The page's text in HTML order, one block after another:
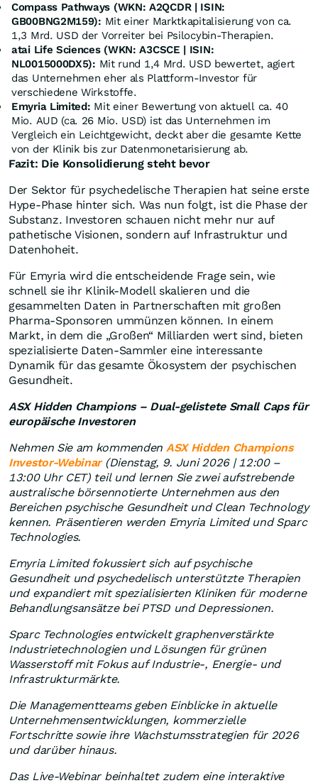
Compass Pathways (WKN: A2QCDR | ISIN:
GB00BNG2M159): Mit einer Marktkapitalisierung von ca.
1,3 Mrd. USD der Vorreiter bei Psilocybin-Therapien.
atai Life Sciences (WKN: A3CSCE | ISIN:
NL0015000DX5): Mit rund 1,4 Mrd. USD bewertet, agiert
das Unternehmen eher als Plattform-Investor für
verschiedene Wirkstoffe.
Emyria Limited: Mit einer Bewertung von aktuell ca. 40
Mio. AUD (ca. 26 Mio. USD) ist das Unternehmen im
Vergleich ein Leichtgewicht, deckt aber die gesamte Kette
von der Klinik bis zur Datenmonetarisierung ab.
Fazit: Die Konsolidierung steht bevor
Der Sektor für psychedelische Therapien hat seine erste
Hype-Phase hinter sich. Was nun folgt, ist die Phase der
Substanz. Investoren schauen nicht mehr nur auf
pathetische Visionen, sondern auf Infrastruktur und
Datenhoheit.
Für Emyria wird die entscheidende Frage sein, wie
schnell sie ihr Klinik-Modell skalieren und die
gesammelten Daten in Partnerschaften mit großen
Pharma-Sponsoren ummünzen können. In einem
Markt, in dem die „Großen“ Milliarden wert sind, bieten
spezialisierte Daten-Sammler eine interessante
Dynamik für das gesamte Ökosystem der psychischen
Gesundheit.
ASX Hidden Champions – Dual-gelistete Small Caps für
europäische Investoren
Nehmen Sie am kommenden ASX Hidden Champions
Investor-Webinar(Dienstag, 9. Juni 2026 | 12:00 –
13:00 Uhr CET) teil und lernen Sie zwei aufstrebende
australische börsennotierte Unternehmen aus den
Bereichen psychische Gesundheit und Clean Technology
kennen. Präsentieren werden Emyria Limited und Sparc
Technologies.
Emyria Limited fokussiert sich auf psychische
Gesundheit und psychedelisch unterstützte Therapien
und expandiert mit spezialisierten Kliniken für moderne
Behandlungsansätze bei PTSD und Depressionen.
Sparc Technologies entwickelt graphenverstärkte
Industrietechnologien und Lösungen für grünen
Wasserstoff mit Fokus auf Industrie-, Energie- und
Infrastrukturmärkte.
Die Managementteams geben Einblicke in aktuelle
Unternehmensentwicklungen, kommerzielle
Fortschritte sowie ihre Wachstumsstrategien für 2026
und darüber hinaus.
Das Live-Webinar beinhaltet zudem eine interaktive